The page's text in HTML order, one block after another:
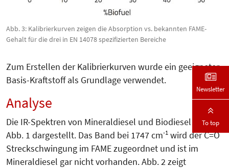
Abb. 3: Kalibrierkurven zeigen die Absorption vs. bekannten FAME-
Gehalt für die drei in EN 14078 spezifizierten Bereiche
Zum Erstellen der Kalibrierkurven wurde ein geeigneter
Basis-Kraftstoff als Grundlage verwendet.
Analyse
Die IR-Spektren von Mineraldiesel und Biodiesel sind in
Abb. 1 dargestellt. Das Band bei 1747 cm-1 wird der C=O
Streckschwingung im FAME zugeordnet und ist im
Mineraldiesel gar nicht vorhanden. Abb. 2 zeigt
Newsletter
To top